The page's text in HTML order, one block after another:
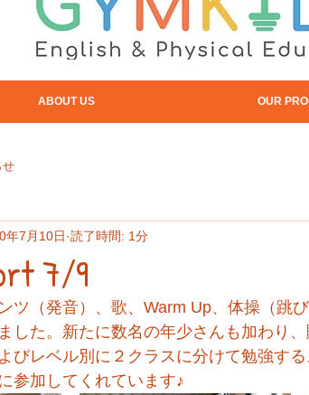
ABOUT US OUR
せ
7/9
年7月10日 読了時間: 1分
ツ（発音）、歌、Warm Up、体操（跳
した。新たに数名の年少さんも加わり
びレベル別に２クラスに分けて勉強す
参加してくれています♪